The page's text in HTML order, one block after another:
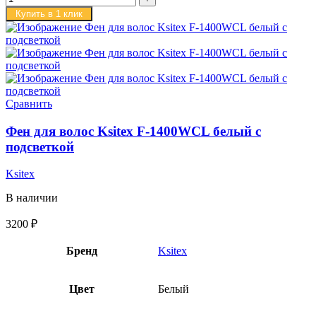
Купить в 1 клик
Сравнить
Фен для волос Ksitex F-1400WCL белый с
подсветкой
Ksitex
В наличии
3200 ₽
Бренд Ksitex
Цвет Белый